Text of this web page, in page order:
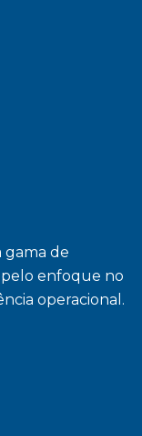
gama de
pelo enfoque no
operacional.